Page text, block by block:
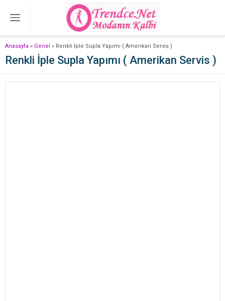
Anasayfa » Genel » Renkli İple Supla Yapımı ( Amerikan Servis )
Renkli İple Supla Yapımı ( Amerikan Servis )